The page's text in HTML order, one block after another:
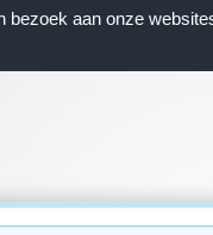
aan onze